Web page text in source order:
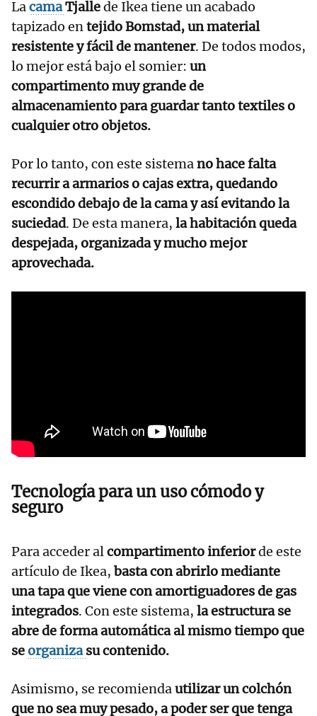
LacamaTjallede Ikea tiene un acabado
tapizado entejido Bomstad, un material
resistente y fácil de mantener. De todos modos,
lo mejor está bajo el somier: un
compartimento muy grande de
almacenamiento para guardar tanto textiles o
cualquier otro objetos.
Por lo tanto, con este sistemano hace falta
recurrir a armarios o cajas extra, quedando
escondido debajo de la cama y así evitando la
suciedad. De esta manera, la habitación queda
despejada, organizada y mucho mejor
aprovechada.
Tecnología para un uso cómodo y
seguro
Para acceder alcompartimento inferiorde este
artículo de Ikea, basta con abrirlo mediante
una tapa que viene con amortiguadores de gas
integrados. Con este sistema, la estructura se
abre de forma automática al mismo tiempo que
seorganizasu contenido.
Asimismo, se recomiendautilizar un colchón
que no sea muy pesado, a poder ser que tenga